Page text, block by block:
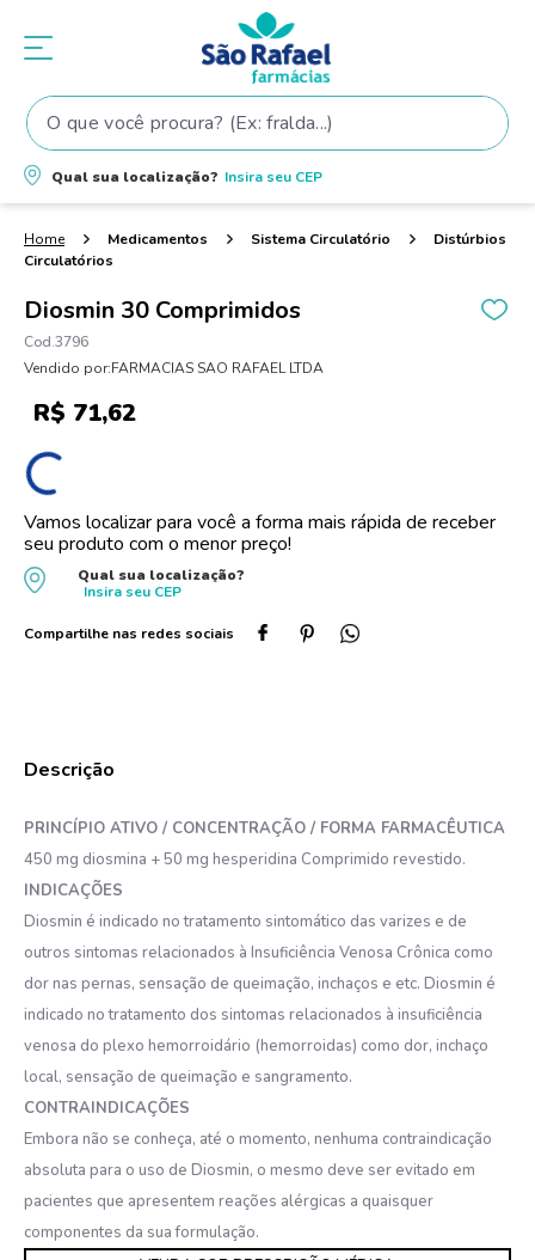
O que você procura? (Ex: fralda...)
Qual sua localização? Insira seu CEP
Medicamentos Sistema Circulatório
Distúrbios
Circulatórios
Diosmin 30 Comprimidos
3796
Vendido por:FARMACIAS SAO RAFAEL LTDA
R$ 71,62
Vamos localizar para você a forma mais rápida de receber
seu produto com o menor preço!
Qual sua localização?
Insira seu CEP
PRINCÍPIO ATIVO / CONCENTRAÇÃO / FORMA FARMACÊUTICA
450 mg diosmina + 50 mg hesperidina Comprimido revestido.
INDICAÇÕES
Diosmin é indicado no tratamento sintomático das varizes e de
outros sintomas relacionados à Insuficiência Venosa Crônica como
dor nas pernas, sensação de queimação, inchaços e etc. Diosmin é
indicado no tratamento dos sintomas relacionados à insuficiência
venosa do plexo hemorroidário (hemorroidas) como dor, inchaço
local, sensação de queimação e sangramento.
CONTRAINDICAÇÕES
Embora não se conheça, até o momento, nenhuma contraindicação
absoluta para o uso de Diosmin, o mesmo deve ser evitado em
pacientes que apresentem reações alérgicas a quaisquer
componentes da sua formulação.
Termos mais buscados
1º fralda
shampoo
3º teste gravidez
4º fralda pampers
5º tintura cabelo
6
9º lenço umedecido